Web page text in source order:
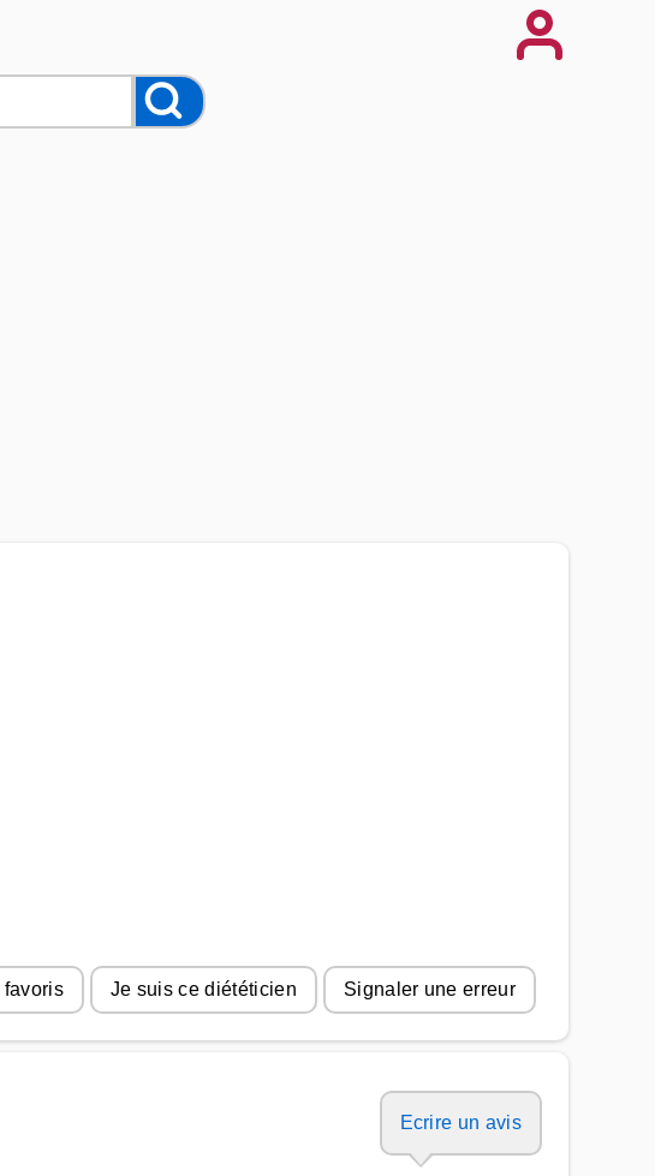
favoris Je suis ce diététicien Signaler une erreur
Ecrire un avis